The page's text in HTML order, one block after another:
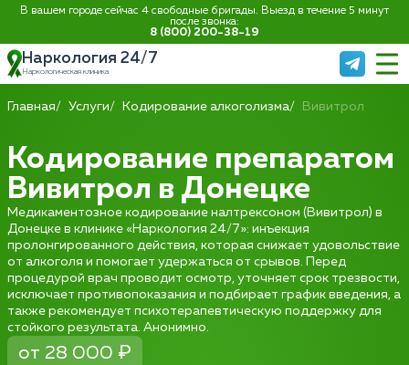
В вашем городе сейчас 4 свободные бригады. Выезд в течение 5 минут
после звонка:
8 (800) 200-38-19
Наркология 24/7
Наркологическая клиника
Главная Услуги Кодирование алкоголизма Вивитрол
Кодирование препаратом
Вивитрол в Донецке
Медикаментозное кодирование налтрексоном (Вивитрол) в
Донецке в клинике «Наркология 24/7»: инъекция
пролонгированного действия, которая снижает удовольствие
от алкоголя и помогает удержаться от срывов. Перед
процедурой врач проводит осмотр, уточняет срок трезвости,
исключает противопоказания и подбирает график введения, а
также рекомендует психотерапевтическую поддержку для
стойкого результата. Анонимно.
от 28 000 ₽